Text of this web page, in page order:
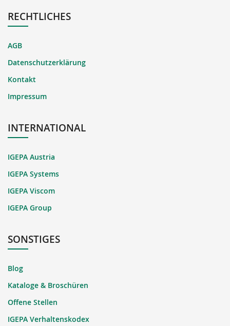
RECHTLICHES
AGB
Datenschutzerklärung
Kontakt
Impressum
INTERNATIONAL
IGEPA Austria
IGEPA Systems
IGEPA Viscom
IGEPA Group
SONSTIGES
Blog
Kataloge & Broschüren
Offene Stellen
IGEPA Verhaltenskodex